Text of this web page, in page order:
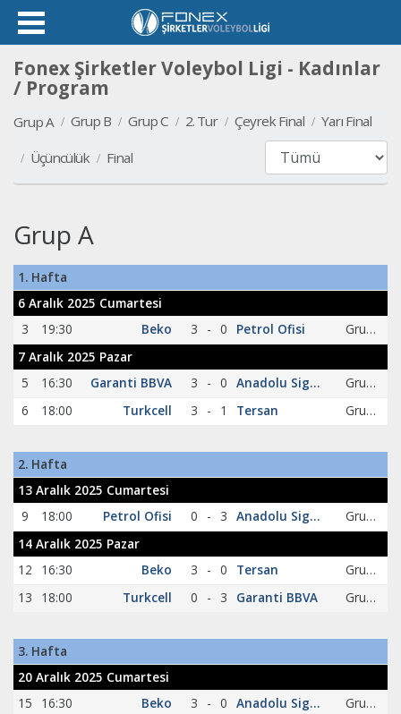
Fonex Şirketler Voleybol Ligi - Kadınlar
/ Program
Grup A Grup B Grup C 2. Tur Çeyrek Final Yarı Final
Üçüncülük Final
Grup A
1. Hafta
6 Aralık 2025 Cumartesi
3
19:30 Beko 3 - 0 Petrol Ofisi
Grup A
7 Aralık 2025 Pazar
5
16:30 Garanti BBVA 3 - 0 Anadolu Sigorta
Grup A
6
18:00 Turkcell 3 - 1 Tersan Grup A
2. Hafta
13 Aralık 2025 Cumartesi
9
18:00 Petrol Ofisi 0 - 3 Anadolu Sigorta
Grup A
14 Aralık 2025 Pazar
12
16:30 Beko 3 - 0 Tersan
Grup A
13
18:00 Turkcell 0 - 3 Garanti BBVA Grup A
3. Hafta
20 Aralık 2025 Cumartesi
15
16:30 Beko 3 - 0 Anadolu Sigorta
Grup A